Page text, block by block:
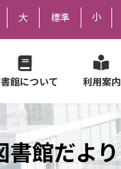
大 標準 小
館について 利用案内
書館だより